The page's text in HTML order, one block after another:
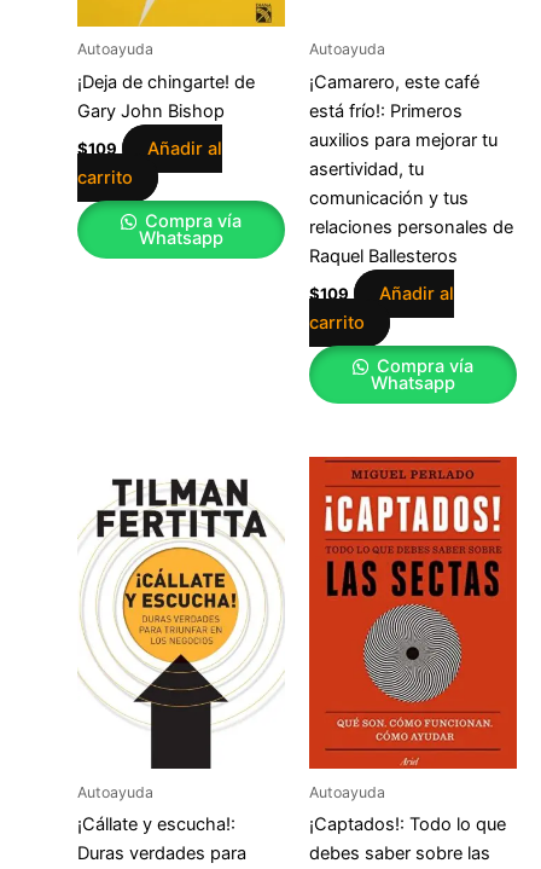
Autoayuda
¡Deja de chingarte! de
Gary John Bishop
$109
Añadir al
carrito
Compra vía
Whatsapp
Autoayuda
¡Camarero, este café
está frío!: Primeros
auxilios para mejorar tu
asertividad, tu
comunicación y tus
relaciones personales de
Raquel Ballesteros
$109
Añadir al
carrito
Compra vía
Whatsapp
Autoayuda
¡Cállate y escucha!:
Duras verdades para
Autoayuda
¡Captados!: Todo lo que
debes saber sobre las